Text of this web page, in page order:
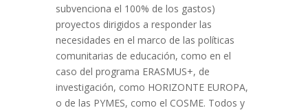
subvenciona el 100% de los gastos)
proyectos dirigidos a responder las
necesidades en el marco de las políticas
comunitarias de educación, como en el
caso del programa ERASMUS+, de
investigación, como HORIZONTE EUROPA,
o de las PYMES, como el COSME. Todos y